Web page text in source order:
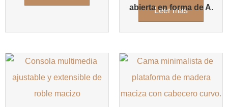
abierta en forma de A.
Leer más